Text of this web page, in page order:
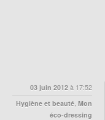
03 juin 2012 à 17:52
Hygiène et beauté, Mon
éco-dressing